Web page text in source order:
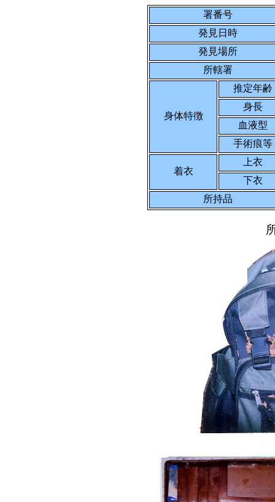
署番号
発見日時
発見場所
所轄署
身体特徴
推定年齢
身長
血液型
手術痕等
着衣
上衣
下衣
所持品